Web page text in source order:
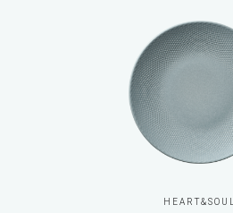
HEART&SOUL